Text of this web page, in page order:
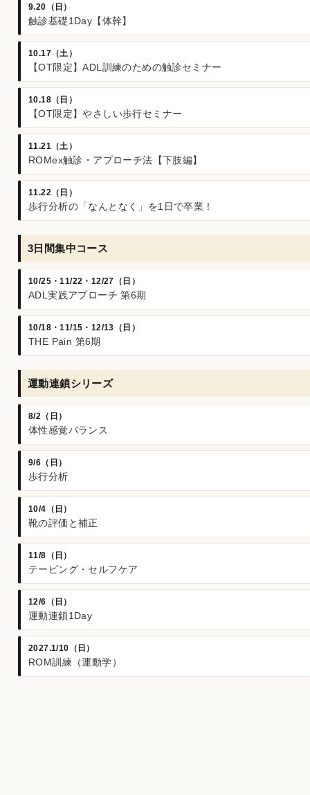
9.20（日）
触診基礎1Day【体幹】
10.17（土）
【OT限定】ADL訓練のための触診セミナー
10.18（日）
【OT限定】やさしい歩行セミナー
11.21（土）
ROMex触診・アプローチ法【下肢編】
11.22（日）
歩行分析の「なんとなく」を1日で卒業！
3日間集中コース
10/25・11/22・12/27（日）
ADL実践アプローチ 第6期
10/18・11/15・12/13（日）
THE Pain 第6期
運動連鎖シリーズ
8/2（日）
体性感覚バランス
9/6（日）
歩行分析
10/4（日）
靴の評価と補正
11/8（日）
テーピング・セルフケア
12/6（日）
運動連鎖1Day
2027.1/10（日）
ROM訓練（運動学）